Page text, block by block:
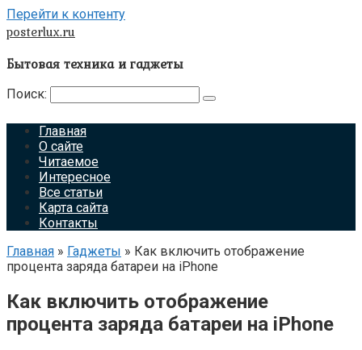
Перейти к контенту
posterlux.ru
Бытовая техника и гаджеты
Поиск:
Главная
О сайте
Читаемое
Интересное
Все статьи
Карта сайта
Контакты
Главная » Гаджеты » Как включить отображение
процента заряда батареи на iPhone
Как включить отображение
процента заряда батареи на iPhone